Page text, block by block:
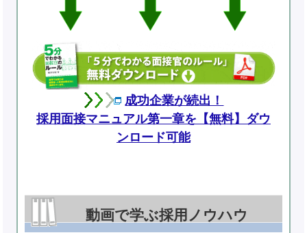
成功企業が続出！
採用面接マニュアル第一章を【無料】ダウ
ンロード可能
動画で学ぶ採用ノウハウ